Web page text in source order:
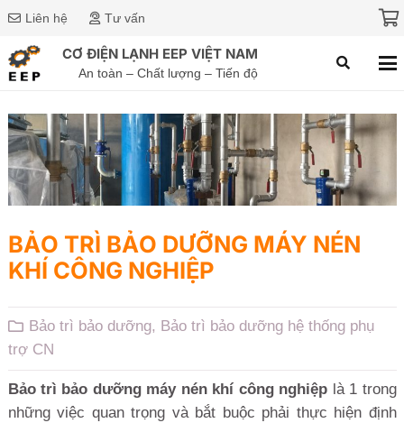
Liên hệ Tư vấn
CƠ ĐIỆN LẠNH EEP VIỆT NAM
An toàn – Chất lượng – Tiến độ
BẢO TRÌ BẢO DƯỠNG MÁY NÉN
KHÍ CÔNG NGHIỆP
Bảo trì bảo dưỡng, Bảo trì bảo dưỡng hệ thống phụ
trợ CN
Bảo trì bảo dưỡng máy nén khí công nghiệp là 1 trong
những việc quan trọng và bắt buộc phải thực hiện định